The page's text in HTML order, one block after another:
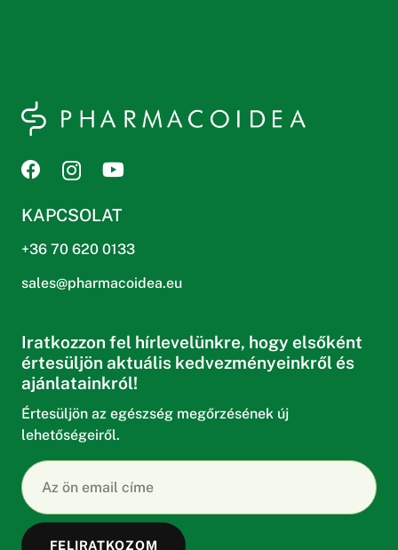
KAPCSOLAT
+36 70 620 0133
sales@pharmacoidea.eu
Iratkozzon fel hírlevelünkre, hogy elsőként
értesüljön aktuális kedvezményeinkről és
ajánlatainkról!
Értesüljön az egészség megőrzésének új
lehetőségeiről.